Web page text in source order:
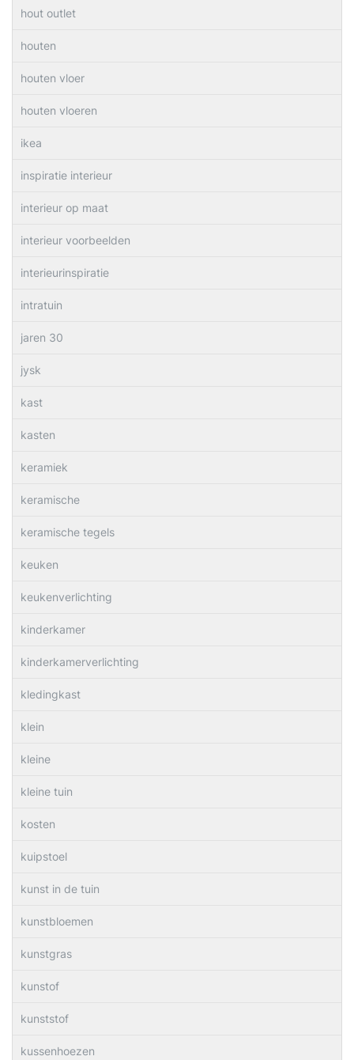
hout outlet
houten
houten vloer
houten vloeren
ikea
inspiratie interieur
interieur op maat
interieur voorbeelden
interieurinspiratie
intratuin
jaren 30
jysk
kast
kasten
keramiek
keramische
keramische tegels
keuken
keukenverlichting
kinderkamer
kinderkamerverlichting
kledingkast
klein
kleine
kleine tuin
kosten
kuipstoel
kunst in de tuin
kunstbloemen
kunstgras
kunstof
kunststof
kussenhoezen